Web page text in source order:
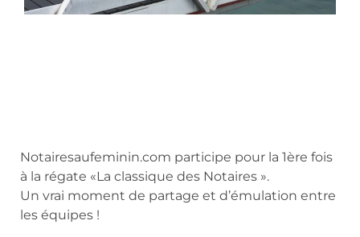
Notairesaufeminin.com participe pour la 1ère fois
à la régate «La classique des Notaires ».
Un vrai moment de partage et d’émulation entre
les équipes !